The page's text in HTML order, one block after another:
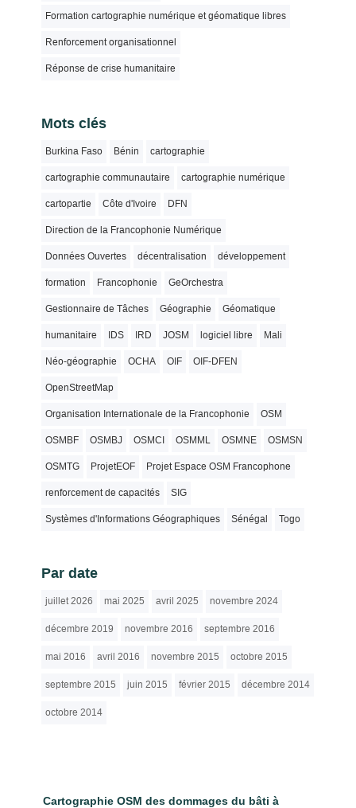
Formation cartographie numérique et géomatique libres
Renforcement organisationnel
Réponse de crise humanitaire
Mots clés
Burkina Faso Bénin cartographie
cartographie communautaire cartographie numérique
cartopartie Côte d'Ivoire DFN
Direction de la Francophonie Numérique
Données Ouvertes décentralisation développement
formation Francophonie GeOrchestra
Gestionnaire de Tâches Géographie Géomatique
humanitaire IDS IRD JOSM logiciel libre Mali
Néo-géographie OCHA OIF OIF-DFEN
OpenStreetMap
Organisation Internationale de la Francophonie OSM
OSMBF OSMBJ OSMCI OSMML OSMNE OSMSN
OSMTG ProjetEOF Projet Espace OSM Francophone
renforcement de capacités SIG
Systèmes d'Informations Géographiques Sénégal Togo
Par date
juillet 2026 mai 2025 avril 2025 novembre 2024
décembre 2019 novembre 2016 septembre 2016
mai 2016 avril 2016 novembre 2015 octobre 2015
septembre 2015 juin 2015 février 2015 décembre 2014
octobre 2014
Cartographie OSM des dommages du bâti à